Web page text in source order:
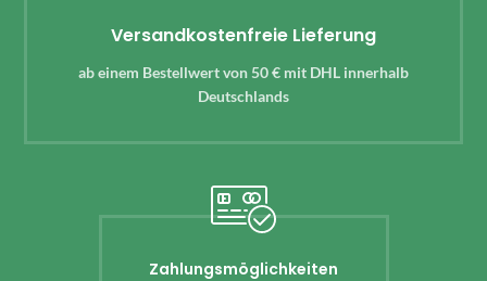
Versandkostenfreie Lieferung
ab einem Bestellwert von 50 € mit DHL innerhalb
Deutschlands
Zahlungsmöglichkeiten